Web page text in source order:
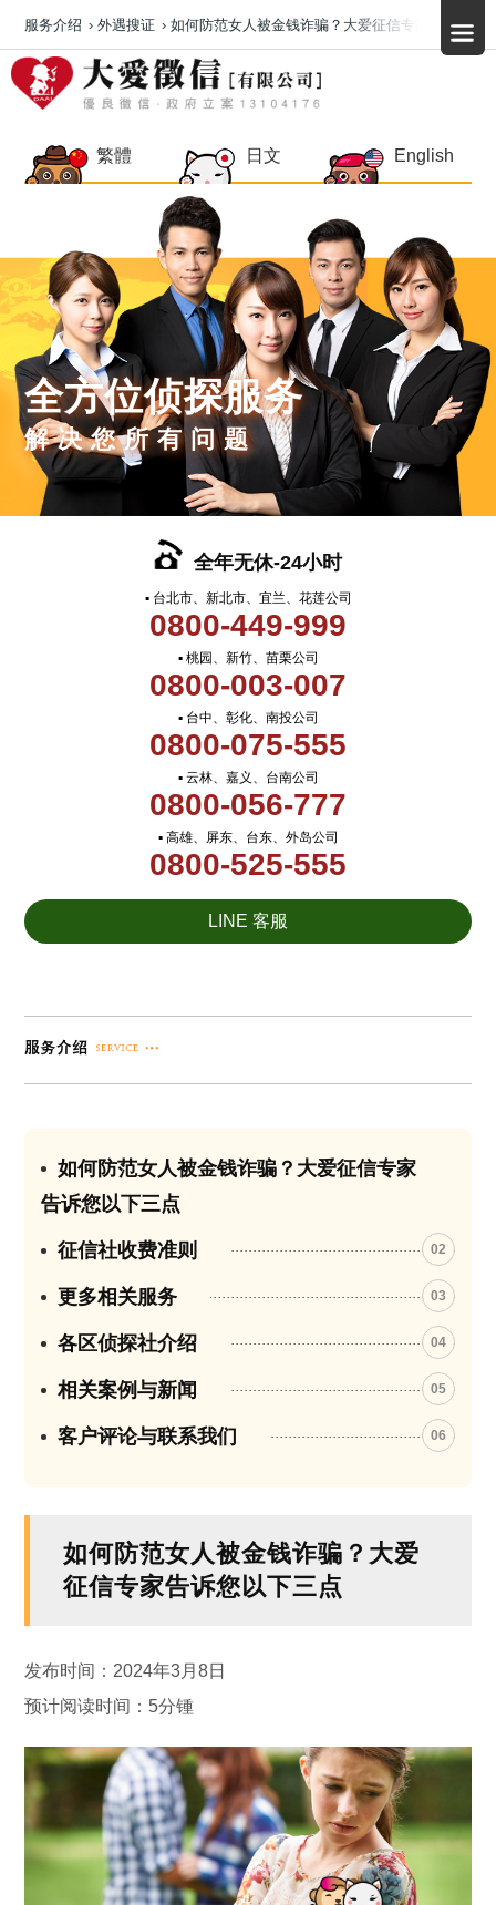
繁體 日文 English
全方位侦探服务
解决您所有问题
全年无休-24小时
▪ 台北市、新北市、宜兰、花莲公司
0800-449-999
▪ 桃园、新竹、苗栗公司
0800-003-007
▪ 台中、彰化、南投公司
0800-075-555
▪ 云林、嘉义、台南公司
0800-056-777
▪ 高雄、屏东、台东、外岛公司
0800-525-555
LINE 客服
服务介绍 › 外遇搜证 › 如何防范女人被金钱诈骗？大爱征信专家告诉您以
如何防范女人被金钱诈骗？大爱征信专家
告诉您以下三点
征信社收费准则 02
更多相关服务 03
各区侦探社介绍 04
相关案例与新闻 05
客户评论与联系我们 06
如何防范女人被金钱诈骗？大爱
征信专家告诉您以下三点
发布时间：2024年3月8日
预计阅读时间：5分锺